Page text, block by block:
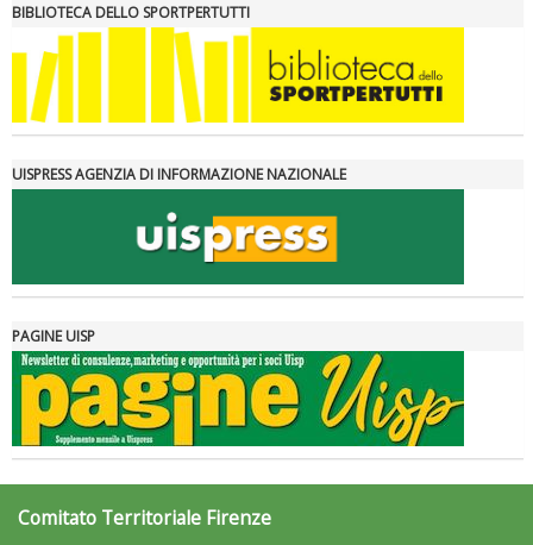
BIBLIOTECA DELLO SPORTPERTUTTI
UISPRESS AGENZIA DI INFORMAZIONE NAZIONALE
PAGINE UISP
Comitato Territoriale Firenze